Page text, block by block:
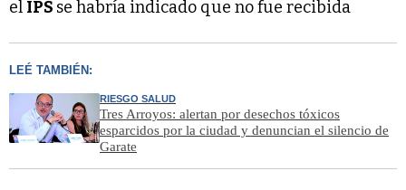
el IPS se habría indicado que no fue recibida
LEÉ TAMBIÉN:
RIESGO SALUD
Tres Arroyos: alertan por desechos tóxicos
esparcidos por la ciudad y denuncian el silencio de
Garate